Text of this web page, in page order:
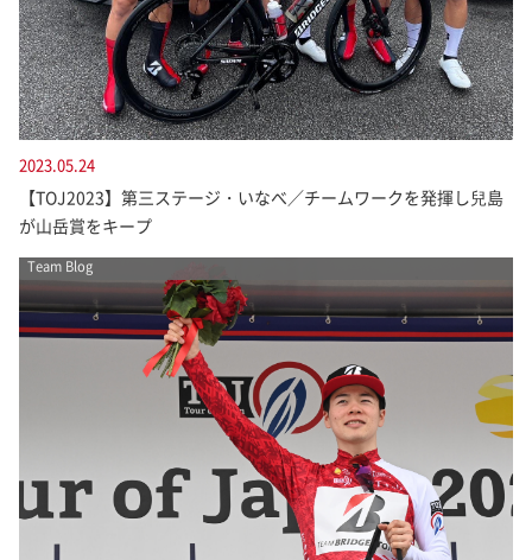
2023.05.24
【TOJ2023】第三ステージ・いなべ／チームワークを発揮し兒島
が山岳賞をキープ
Team Blog